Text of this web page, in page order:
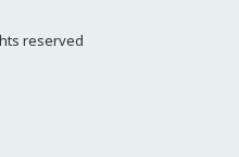
reserved